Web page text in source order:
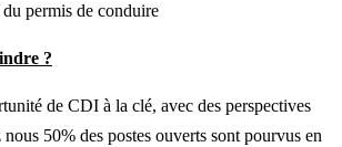
permis de conduire
?
de CDI à la clé, avec des perspectives
50% des postes ouverts sont pourvus en